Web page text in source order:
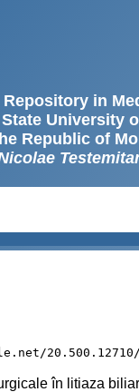
in
University
Republic of
20.500.12710/
în litiaza